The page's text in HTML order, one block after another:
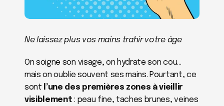
Ne laissez plus vos mains trahir votre âge
On soigne son visage, on hydrate son cou…
mais on oublie souvent ses mains. Pourtant, ce
sont l’une des premières zones à vieillir
visiblement : peau fine, taches brunes, veines